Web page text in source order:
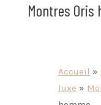
Montres Oris
Accueil »
luxe »